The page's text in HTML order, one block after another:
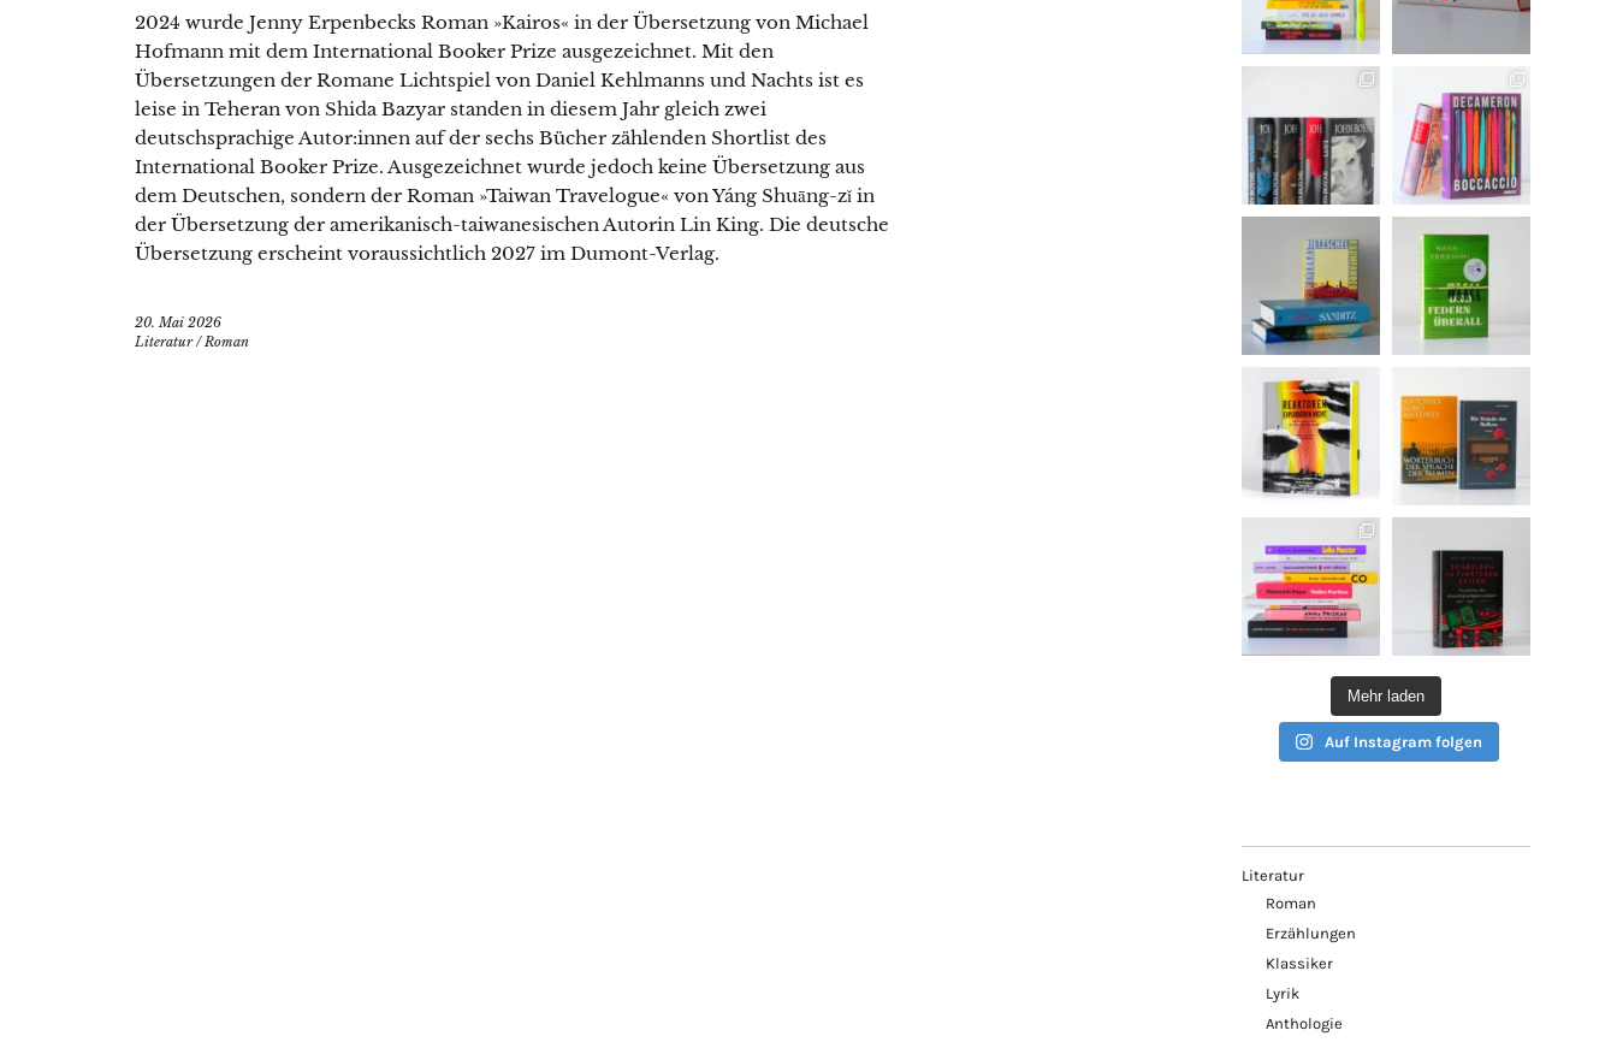
2024 wurde Jenny Erpenbecks Roman »Kairos« in der Übersetzung von Michael
Hofmann mit dem International Booker Prize ausgezeichnet. Mit den
Übersetzungen der Romane Lichtspiel von Daniel Kehlmanns und Nachts ist es
leise in Teheran von Shida Bazyar standen in diesem Jahr gleich zwei
deutschsprachige Autor:innen auf der sechs Bücher zählenden Shortlist des
International Booker Prize. Ausgezeichnet wurde jedoch keine Übersetzung aus
dem Deutschen, sondern der Roman »Taiwan Travelogue« von Yáng Shuāng-zǐ in
der Übersetzung der amerikanisch-taiwanesischen Autorin Lin King. Die deutsche
Übersetzung erscheint voraussichtlich 2027 im Dumont-Verlag.
20. Mai 2026
Literatur/Roman
Mehr laden
Auf Instagram folgen
Literatur
Roman
Erzählungen
Klassiker
Lyrik
Anthologie